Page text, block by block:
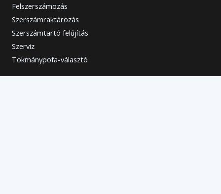
Felszerszámozás
Szerszámraktározás
Szerszámtartó felújítás
Szerviz
Tokmánypofa-választó